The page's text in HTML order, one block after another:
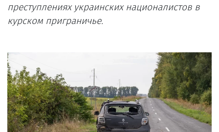
преступлениях украинских националистов в
курском приграничье.